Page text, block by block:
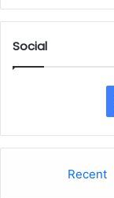
Social
Recent